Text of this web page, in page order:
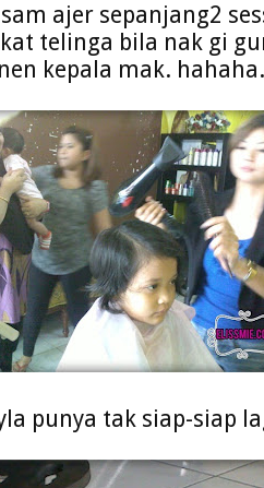
ajer sepanjang2
telinga bila nak gi
kepala mak.
punya tak siap-siap